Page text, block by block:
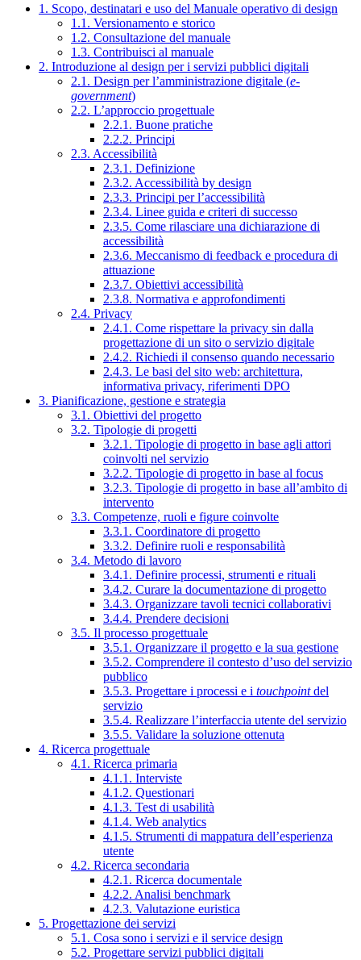
1. Scopo, destinatari e uso del Manuale operativo di design
1.1. Versionamento e storico
1.2. Consultazione del manuale
1.3. Contribuisci al manuale
2. Introduzione al design per i servizi pubblici digitali
2.1. Design per l’amministrazione digitale (e-
government)
2.2. L’approccio progettuale
2.2.1. Buone pratiche
2.2.2. Principi
2.3. Accessibilità
2.3.1. Definizione
2.3.2. Accessibilità by design
2.3.3. Principi per l’accessibilità
2.3.4. Linee guida e criteri di successo
2.3.5. Come rilasciare una dichiarazione di
accessibilità
2.3.6. Meccanismo di feedback e procedura di
attuazione
2.3.7. Obiettivi accessibilità
2.3.8. Normativa e approfondimenti
2.4. Privacy
2.4.1. Come rispettare la privacy sin dalla
progettazione di un sito o servizio digitale
2.4.2. Richiedi il consenso quando necessario
2.4.3. Le basi del sito web: architettura,
informativa privacy, riferimenti DPO
3. Pianificazione, gestione e strategia
3.1. Obiettivi del progetto
3.2. Tipologie di progetti
3.2.1. Tipologie di progetto in base agli attori
coinvolti nel servizio
3.2.2. Tipologie di progetto in base al focus
3.2.3. Tipologie di progetto in base all’ambito di
intervento
3.3. Competenze, ruoli e figure coinvolte
3.3.1. Coordinatore di progetto
3.3.2. Definire ruoli e responsabilità
3.4. Metodo di lavoro
3.4.1. Definire processi, strumenti e rituali
3.4.2. Curare la documentazione di progetto
3.4.3. Organizzare tavoli tecnici collaborativi
3.4.4. Prendere decisioni
3.5. Il processo progettuale
3.5.1. Organizzare il progetto e la sua gestione
3.5.2. Comprendere il contesto d’uso del servizio
pubblico
3.5.3. Progettare i processi e i touchpointdel
servizio
3.5.4. Realizzare l’interfaccia utente del servizio
3.5.5. Validare la soluzione ottenuta
4. Ricerca progettuale
4.1. Ricerca primaria
4.1.1. Interviste
4.1.2. Questionari
4.1.3. Test di usabilità
4.1.4. Web analytics
4.1.5. Strumenti di mappatura dell’esperienza
utente
4.2. Ricerca secondaria
4.2.1. Ricerca documentale
4.2.2. Analisi benchmark
4.2.3. Valutazione euristica
5. Progettazione dei servizi
5.1. Cosa sono i servizi e il service design
5.2. Progettare servizi pubblici digitali